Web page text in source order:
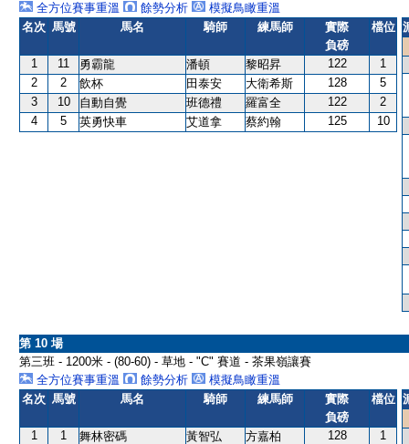
全方位賽事重溫
餘勢分析
模擬鳥瞰重溫
名次 馬號 馬名 騎師 練馬師
實際
負磅
檔位
1 11 勇霸龍 潘頓 黎昭昇 122
1
2
2 飲杯 田泰安 大衛希斯 128
5
3
10 自動自覺 班德禮 羅富全 122
2
4
5 英勇快車 艾道拿 蔡約翰 125 10
第 10 場
第三班 - 1200米 - (80-60) - 草地 - "C" 賽道 - 茶果嶺讓賽
全方位賽事重溫
餘勢分析
模擬鳥瞰重溫
名次 馬號 馬名 騎師 練馬師
實際
負磅
檔位
1 1 舞林密碼 黃智弘 方嘉柏 128
1